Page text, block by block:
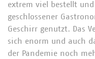
extrem viel bestellt
geschlossener
Geschirr genutzt. Das
sich enorm und auch
der Pandemie noch